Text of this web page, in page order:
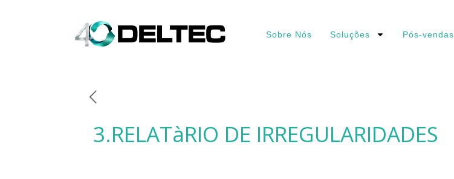
Sobre Nós Soluções Pós-vendas
3.RELATàRIO DE IRREGULARIDADES